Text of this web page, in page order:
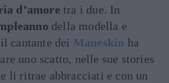
d’amore tra i due. In
della modella e
cantante dei Maneskin ha
uno scatto, nelle sue stories
li ritrae abbracciati e con un